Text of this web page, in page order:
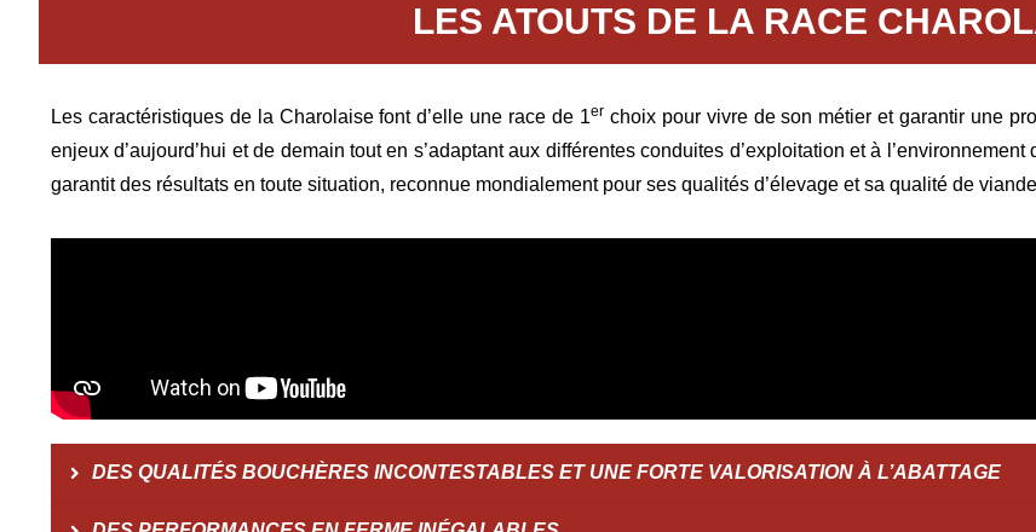
LES ATOUTS DE LA RACE
Les caractéristiques de la Charolaise font d’elle une race de 1er choix pour vivre de son métier et garantir une
enjeux d’aujourd’hui et de demain tout en s’adaptant aux différentes conduites d’exploitation et à
garantit des résultats en toute situation, reconnue mondialement pour ses qualités d’élevage et sa qualité de
DES QUALITÉS BOUCHÈRES INCONTESTABLES ET UNE FORTE VALORISATION À L’ABATTAGE